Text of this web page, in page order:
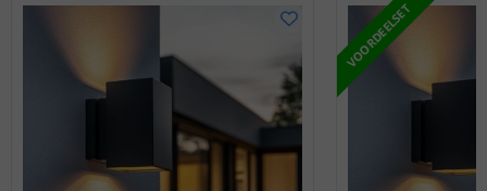
VOORDEELSET